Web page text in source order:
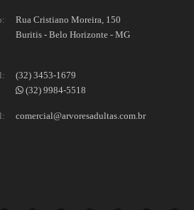
Rua Cristiano Moreira, 150
Buritis - Belo Horizonte - MG
(32) 3453-1679
(32) 9984-5518
comercial@arvoresadultas.com.br